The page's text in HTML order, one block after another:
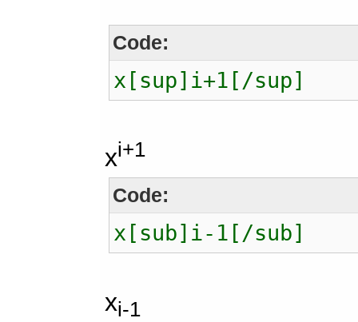
Code:
x[sup]i+1[/sup]
xi+1
Code:
x[sub]i-1[/sub]
xi-1